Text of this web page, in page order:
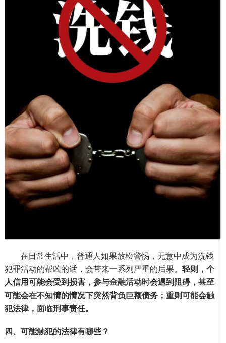
在日常生活中，普通人如果放松警惕，无意中成为洗钱
犯罪活动的帮凶的话，会带来一系列严重的后果。 轻则，个
人信用可能会受到损害，参与金融活动时会遇到阻碍，甚至
可能会在不知情的情况下突然背负巨额债务；重则可能会触
犯法律，面临刑事责任。
四、可能触犯的法律有哪些？